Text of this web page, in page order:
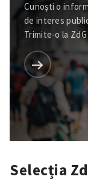
Cunoști o
de interes
Trimite-o la ZdG
Selecția